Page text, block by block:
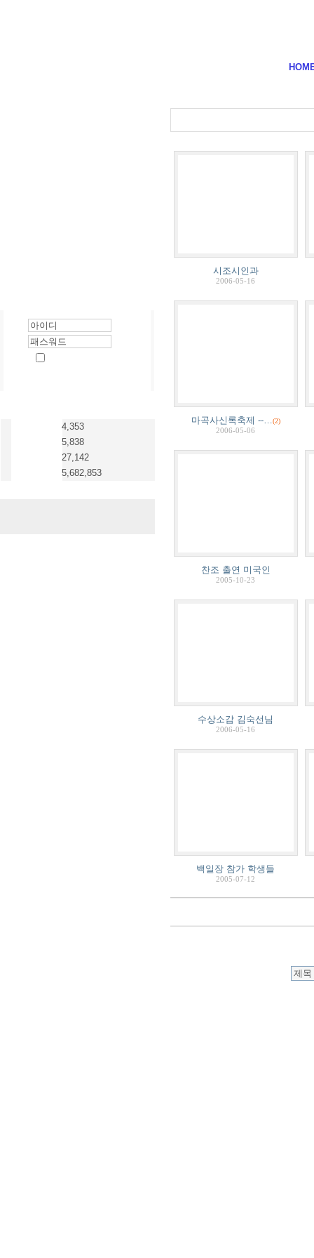
4,353
5,838
27,142
5,682,853
시조시인과
2006-05-16
마곡사신록축제 --…(2)
2006-05-06
찬조 출연 미국인
2005-10-23
수상소감 김숙선님
2006-05-16
백일장 참가 학생들
2005-07-12